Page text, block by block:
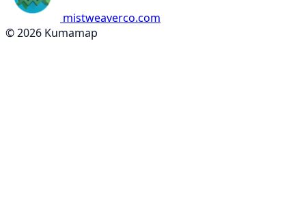
mistweaverco.com
© 2026 Kumamap